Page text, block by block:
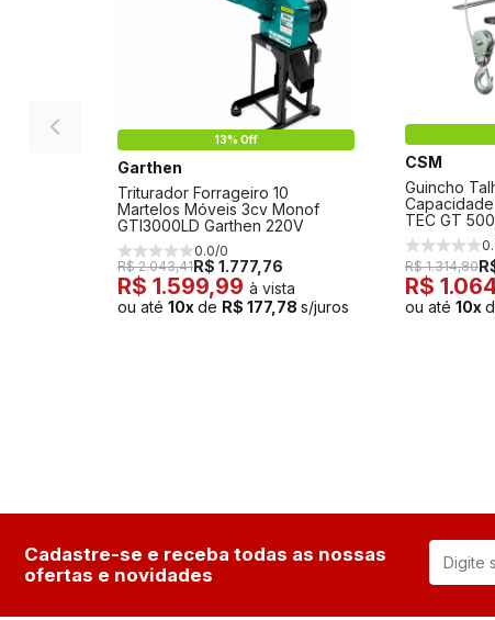
13% Off
Garthen
Triturador Forrageiro 10
Martelos Móveis 3cv Monof
GTI3000LD Garthen 220V
0.0/0
R$ 2.043,41R$ 1.777,76
R$ 1.599,99 à vista
ou até 10x de R$ 177,78 s/juros
CSM
Guincho
TEC GT
R$ 1.314,80
R$
ou até 10x
Cadastre-se e receba todas as nossas
ofertas e novidades